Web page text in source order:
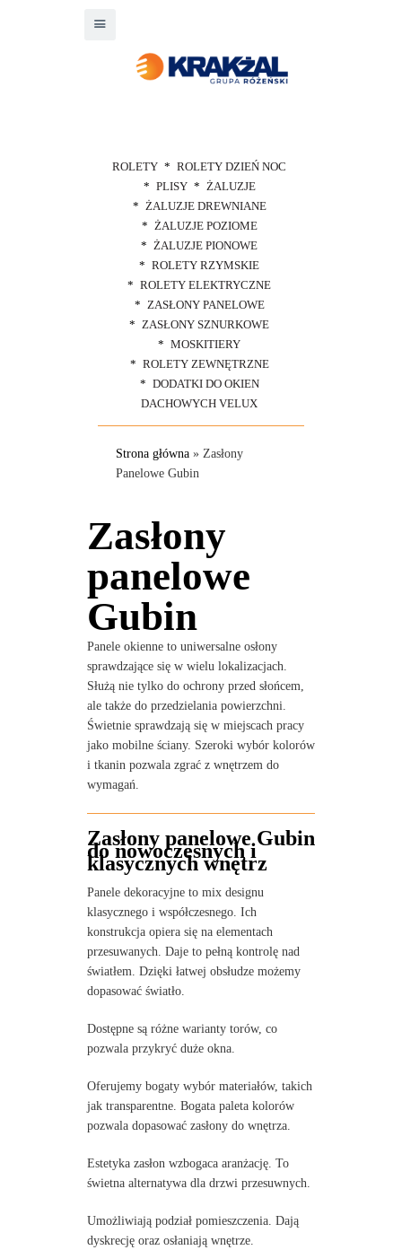
ROLETY
ROLETY DZIEŃ NOC
PLISY
ŻALUZJE
ŻALUZJE DREWNIANE
ŻALUZJE POZIOME
ŻALUZJE PIONOWE
ROLETY RZYMSKIE
ROLETY ELEKTRYCZNE
ZASŁONY PANELOWE
ZASŁONY SZNURKOWE
MOSKITIERY
ROLETY ZEWNĘTRZNE
DODATKI DO OKIEN
DACHOWYCH VELUX
Strona główna » Zasłony
Panelowe Gubin
Zasłony
panelowe
Gubin
Panele okienne to uniwersalne osłony
sprawdzające się w wielu lokalizacjach.
Służą nie tylko do ochrony przed słońcem,
ale także do przedzielania powierzchni.
Świetnie sprawdzają się w miejscach pracy
jako mobilne ściany. Szeroki wybór kolorów
i tkanin pozwala zgrać z wnętrzem do
wymagań.
Zasłony panelowe Gubin
do nowoczesnych i
klasycznych wnętrz
Panele dekoracyjne to mix designu
klasycznego i współczesnego. Ich
konstrukcja opiera się na elementach
przesuwanych. Daje to pełną kontrolę nad
światłem. Dzięki łatwej obsłudze możemy
dopasować światło.
Dostępne są różne warianty torów, co
pozwala przykryć duże okna.
Oferujemy bogaty wybór materiałów, takich
jak transparentne. Bogata paleta kolorów
pozwala dopasować zasłony do wnętrza.
Estetyka zasłon wzbogaca aranżację. To
świetna alternatywa dla drzwi przesuwnych.
Umożliwiają podział pomieszczenia. Dają
dyskrecję oraz osłaniają wnętrze.